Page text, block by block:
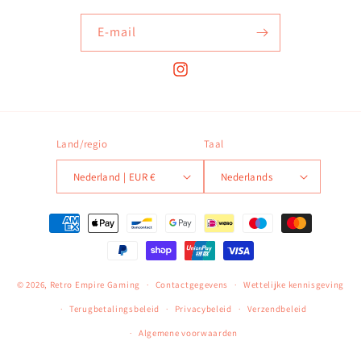
E‑mail
Instagram
Land/regio
Nederland | EUR €
Taal
Nederlands
Betaalmethoden
© 2026, Retro Empire Gaming Contactgegevens Wettelijke kennisgeving
Terugbetalingsbeleid Privacybeleid Verzendbeleid
Algemene voorwaarden